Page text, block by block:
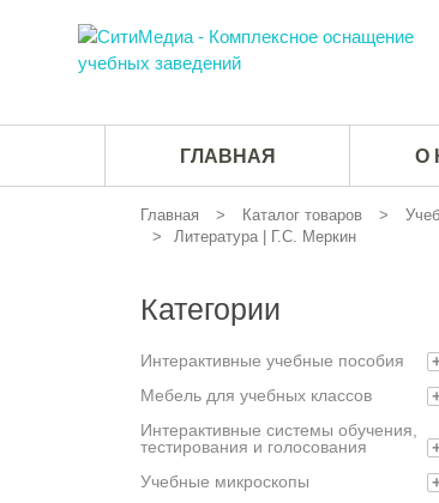
ГЛАВНАЯ О
Главная Каталог товаров
Литература | Г.С. Меркин
Категории
Интерактивные учебные пособия
Мебель для учебных классов
Интерактивные системы обучения,
тестирования и голосования
Учебные микроскопы